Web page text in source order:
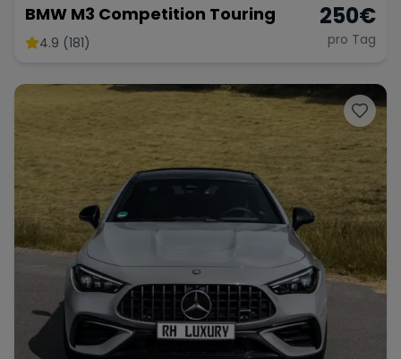
BMW M3 Competition Touring
4.9 (181)
250€
pro Tag